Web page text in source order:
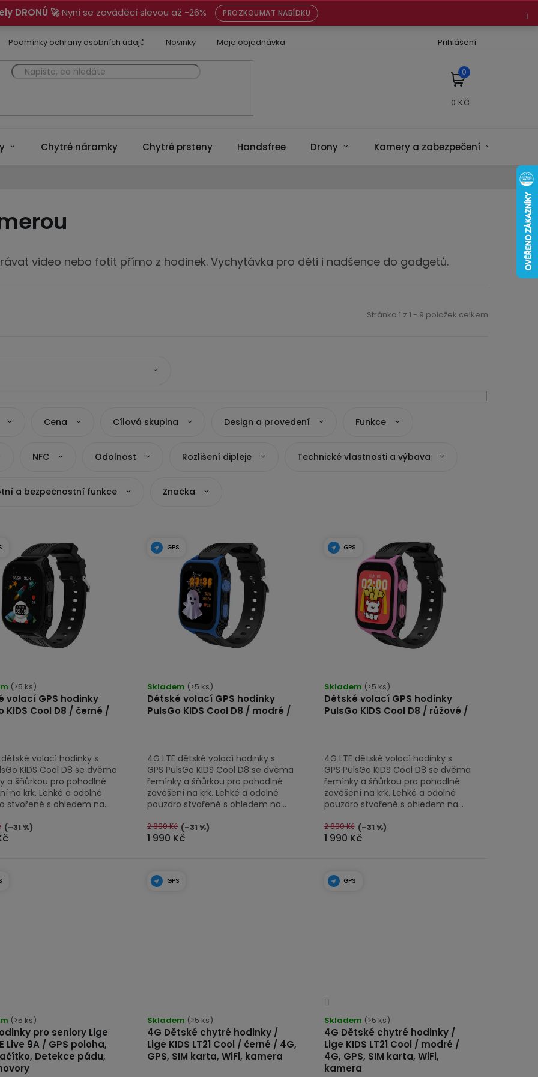
DRONŮ 🚀Nyní se zaváděcí slevou až -26% PROZKOUMAT NABÍDKU
Podmínky ochrany osobních údajů Novinky Moje objednávka Přihlášení
NÁKUPNÍ
KOŠÍK
Chytré náramky Chytré prsteny Handsfree Drony Kamery a zabezpečení
video nebo fotit přímo z hodinek. Vychytávka pro děti i nadšence do gadgetů.
Stránka 1 z 1 - 9 položek celkem
Cena Cílová skupina Design a provedení Funkce
NFC Odolnost Rozlišení dipleje Technické vlastnosti a výbava
a bezpečnostní funkce Značka
volací GPS hodinky
KIDS Cool D8 / černé /
(>5 ks)
(–31 %)
dětské volací hodinky s
KIDS Cool D8 se dvěma
a šňůrkou pro pohodlné
na krk. Lehké a odolné
stvořené s ohledem na...
GPS
Dětské volací GPS hodinky
PulsGo KIDS Cool D8 / modré /
Skladem (>5 ks)
1 990 Kč
2 890 Kč (–31 %)
4G LTE dětské volací hodinky s
GPS PulsGo KIDS Cool D8 se dvěma
řemínky a šňůrkou pro pohodlné
zavěšení na krk. Lehké a odolné
pouzdro stvořené s ohledem na...
GPS
Dětské volací GPS hodinky
PulsGo KIDS Cool D8 / růžové /
Skladem (>5 ks)
1 990 Kč
2 890 Kč (–31 %)
4G LTE dětské volací hodinky s
GPS PulsGo KIDS Cool D8 se dvěma
řemínky a šňůrkou pro pohodlné
zavěšení na krk. Lehké a odolné
pouzdro stvořené s ohledem na...
pro seniory Lige
Live 9A / GPS poloha,
Detekce pádu,
(>5 ks)
GPS
4G Dětské chytré hodinky /
Lige KIDS LT21 Cool / černé / 4G,
GPS, SIM karta, WiFi, kamera
hodnocení
produktu
je
5,0
Skladem (>5 ks)
GPS
4G Dětské chytré hodinky /
Lige KIDS LT21 Cool / modré /
4G, GPS, SIM karta, WiFi,
kamera
Průměrné
hodnocení
produktu
je
3,7
z
Skladem (>5 ks)